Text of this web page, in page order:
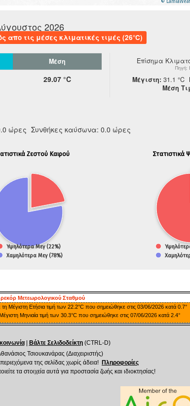
Μετεωρολογικού Σταθμού
Μέγιστη Ετήσια τιμή των 22.2°C που σημειώθηκε στις 03/06/2026 κατά 0.7°
Μηνιαία τιμή των 30.3°C που σημειώθηκε στις 07/06/2026 κατά 2.4°
Βάλτε Σελιδοδείκτη(CTRL-D)
Τσιουκανάρας (Διαχειριστής)
της σελίδας χωρίς άδεια!
Πληροφορίες
τα στοιχεία αυτά για προστασία ζωής και ιδιοκτησίας!